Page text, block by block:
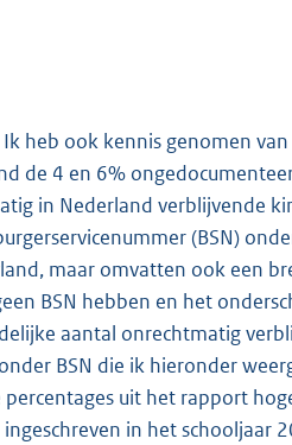
heb ook kennis genomen
de 4 en 6%
in Nederland verblijvende
(BSN)
maar omvatten ook een
BSN hebben en het
aantal onrechtmatig
BSN die ik hieronder
uit het rapport
in het schooljaar